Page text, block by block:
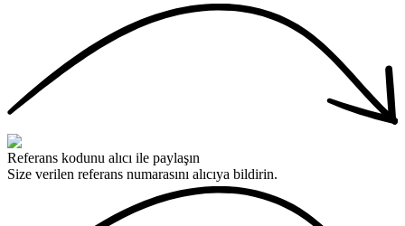
Referans kodunu alıcı ile paylaşın
Size verilen referans numarasını alıcıya bildirin.